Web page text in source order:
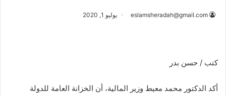
eslamsheradah@gmail.com يوليو 1, 2020
كتب / حسن بدر
أكد الدكتور محمد معيط وزير المالية، أن الخزانة العامة للدولة